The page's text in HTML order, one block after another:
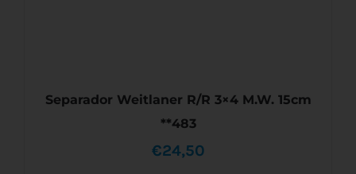
Separador Weitlaner R/R 3×4 M.W. 15cm
**483
€24,50